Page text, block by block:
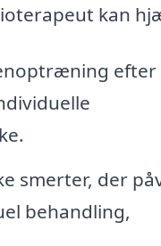
kan
efter
smerter, der
behandling,